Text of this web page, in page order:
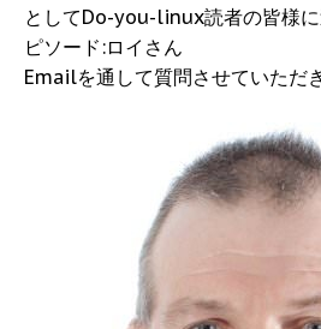
としてDo-you-linux読者の皆様
ピソード:ロイさん
Emailを通して質問させていただ